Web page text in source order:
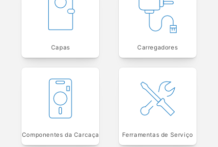
Capas Carregadores
Componentes da Carcaça Ferramentas de Serviço